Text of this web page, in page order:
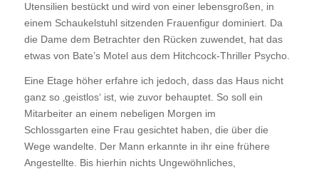
Utensilien bestückt und wird von einer lebensgroßen, in
einem Schaukelstuhl sitzenden Frauenfigur dominiert. Da
die Dame dem Betrachter den Rücken zuwendet, hat das
etwas von Bate’s Motel aus dem Hitchcock-Thriller Psycho.
Eine Etage höher erfahre ich jedoch, dass das Haus nicht
ganz so ‚geistlos‘ ist, wie zuvor behauptet. So soll ein
Mitarbeiter an einem nebeligen Morgen im
Schlossgarten eine Frau gesichtet haben, die über die
Wege wandelte. Der Mann erkannte in ihr eine frühere
Angestellte. Bis hierhin nichts Ungewöhnliches,